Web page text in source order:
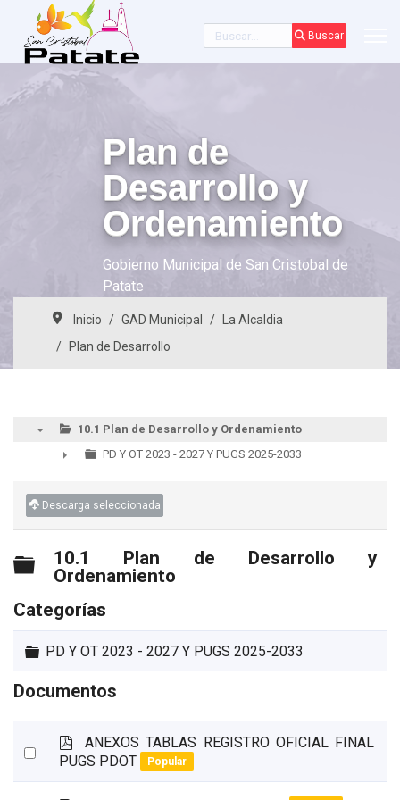
Buscar Buscar
Plan de
Desarrollo y
Ordenamiento
Gobierno Municipal de San Cristobal de
Patate
Inicio GAD Municipal
La Alcaldia
Plan de Desarrollo
10.1 Plan de Desarrollo y Ordenamiento
PD Y OT 2023 - 2027 Y PUGS 2025-2033
Descarga seleccionada
Carpeta
10.1 Plan de Desarrollo y
Ordenamiento
Categorías
Carpeta
PD Y OT 2023 - 2027 Y PUGS 2025-2033
Documentos
Select
p
d
ANEXOS TABLAS REGISTRO OFICIAL FINAL
PUGS PDOT
Popular